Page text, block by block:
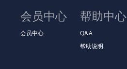
会员中心
会员中心
帮助中心
Q&A
帮助说明